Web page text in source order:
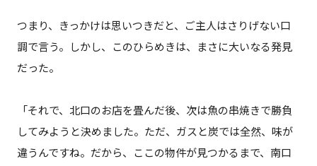
つまり、きっかけは思いつきだと、ご主人はさりげない口
調で言う。しかし、このひらめきは、まさに大いなる発見
だった。
「それで、北口のお店を畳んだ後、次は魚の串焼きで勝負
してみようと決めました。ただ、ガスと炭では全然、味が
違うんですね。だから、ここの物件が見つかるまで、南口